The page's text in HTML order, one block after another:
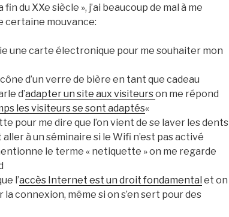
du XXe siècle », j’ai beaucoup de mal à me
certaine mouvance:
une carte électronique pour me souhaiter mon
d’un verre de bière en tant que cadeau
d’adapter un site aux visiteurson me répond
les visiteurs se sont adaptés«
pour me dire que l’on vient de se laver les dents
à un séminaire si le Wifi n’est pas activé
le terme « netiquette » on me regarde
l’accès Internet est un droit fondamental et on
connexion, même si on s’en sert pour des